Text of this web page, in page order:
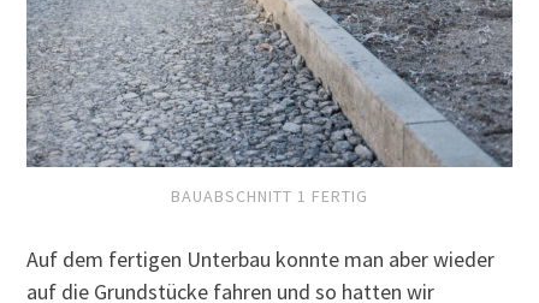
BAUABSCHNITT 1 FERTIG
Auf dem fertigen Unterbau konnte man aber wieder
auf die Grundstücke fahren und so hatten wir